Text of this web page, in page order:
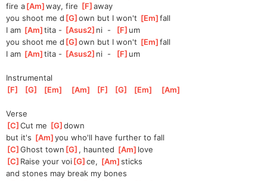
fire a[Am ]
way, fire [F ]
away
you shoot me d [G ]
own but I won't [Em ]
fall
I am [Am ]tita - [Asus2 ]ni  - [F ]um
you shoot me d [G ]
own but I won't [Em ]
fall
I am [Am ]tita - [Asus2 ]ni  - [F ]um
Instrumental
[F [G [Em [Am [F [G [Em [Am
Verse
[C ]
Cut me [G ]
down
but it's [Am ]
you who'll have further to fall
[C ]
Ghost town [G ], haunted [Am ]love
[C ]Raise your voi[G ]
ce, [Am ]
sticks
and stones may break my bones